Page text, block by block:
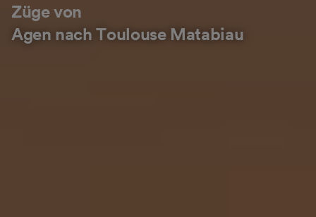
Züge von
Agen nach Toulouse Matabiau